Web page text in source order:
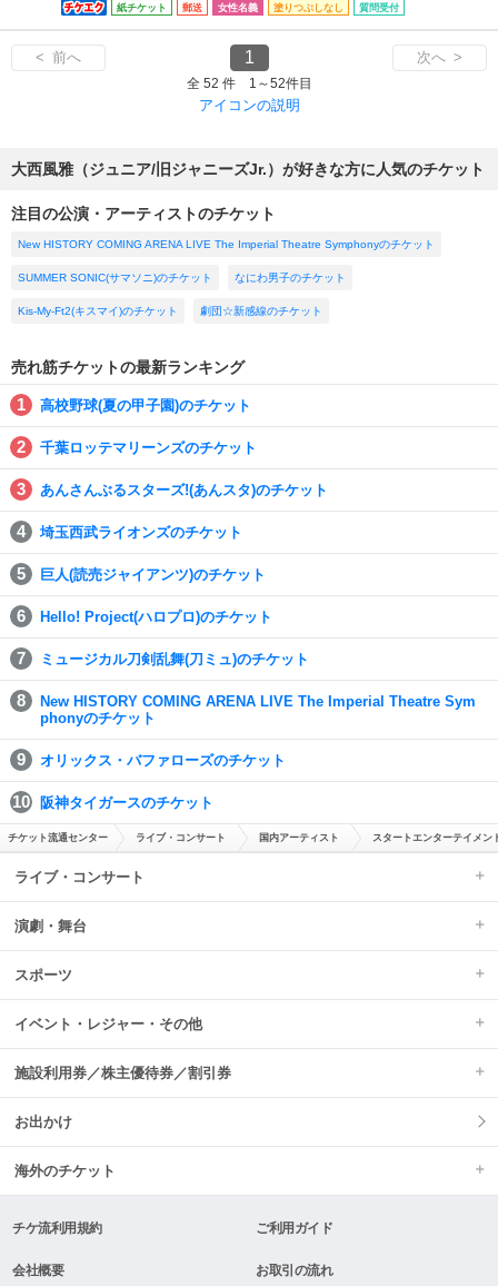
紙チケット 郵送 女性名義 塗りつぶしなし 質問受付
< 前へ 1 次へ >
全 52 件 1～52件目
アイコンの説明
大西風雅（ジュニア/旧ジャニーズJr.）が好きな方に人気のチケット
注目の公演・アーティストのチケット
New HISTORY COMING ARENA LIVE The Imperial Theatre Symphonyのチケット
SUMMER SONIC(サマソニ)のチケット なにわ男子のチケット
Kis-My-Ft2(キスマイ)のチケット 劇団☆新感線のチケット
売れ筋チケットの最新ランキング
高校野球(夏の甲子園)のチケット
千葉ロッテマリーンズのチケット
あんさんぶるスターズ!(あんスタ)のチケット
埼玉西武ライオンズのチケット
巨人(読売ジャイアンツ)のチケット
Hello! Project(ハロプロ)のチケット
ミュージカル刀剣乱舞(刀ミュ)のチケット
New HISTORY COMING ARENA LIVE The Imperial Theatre Sym
phonyのチケット
オリックス・バファローズのチケット
阪神タイガースのチケット
チケット流通センター ライブ・コンサート 国内アーティスト スタートエンターテイメン
ライブ・コンサート
演劇・舞台
スポーツ
イベント・レジャー・その他
施設利用券／株主優待券／割引券
お出かけ
海外のチケット
チケ流利用規約 ご利用ガイド
会社概要 お取引の流れ